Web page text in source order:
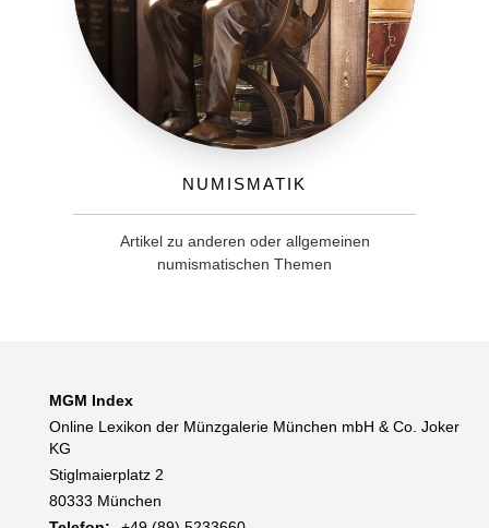
Numismatik
Artikel zu anderen oder allgemeinen
numismatischen Themen
MGM Index
Online Lexikon der Münzgalerie München mbH & Co. Joker
KG
Stiglmaierplatz 2
80333 München